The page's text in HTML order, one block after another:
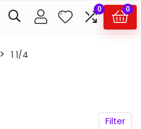
0 0
1 1/4
Filter